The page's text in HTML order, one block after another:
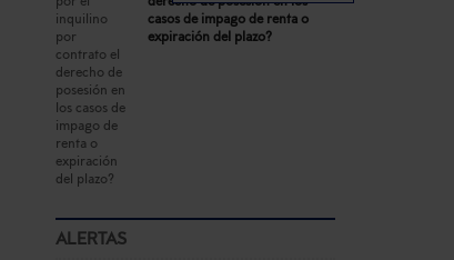
casos de impago de renta o
expiración del plazo?
ALERTAS